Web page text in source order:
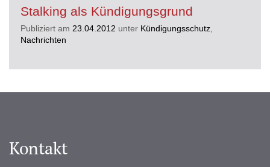
Stalking als Kündigungsgrund
Publiziert am23.04.2012 unter Kündigungsschutz,
Nachrichten
Kontakt